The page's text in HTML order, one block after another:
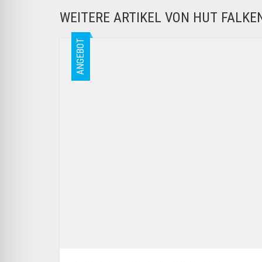
WEITERE ARTIKEL VON HUT
ANGEBOT